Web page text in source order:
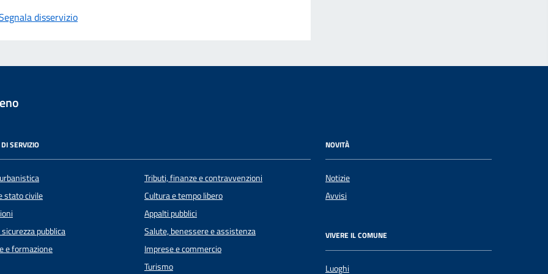
disservizio
SERVIZIO
stato civile
pubblica
e formazione
Tributi, finanze e contravvenzioni
Cultura e tempo libero
Appalti pubblici
Salute, benessere e assistenza
Imprese e commercio
Turismo
NOVITÀ
Notizie
Avvisi
VIVERE IL COMUNE
Luoghi